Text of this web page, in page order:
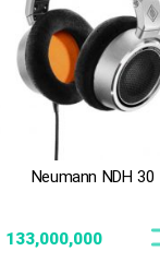
Neumann NDH 30
133,000,000